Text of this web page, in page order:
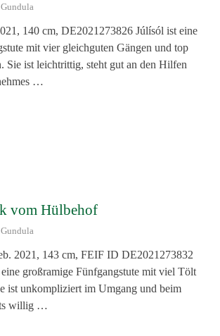
Gundula
140 cm, DE2021273826 Júlísól ist eine
mit vier gleichguten Gängen und top
Sie ist leichtrittig, steht gut an den Hilfen
…
vom Hülbehof
Gundula
2021, 143 cm, FEIF ID DE2021273832
großramige Fünfgangstute mit viel Tölt
ist unkompliziert im Umgang und beim
willig …